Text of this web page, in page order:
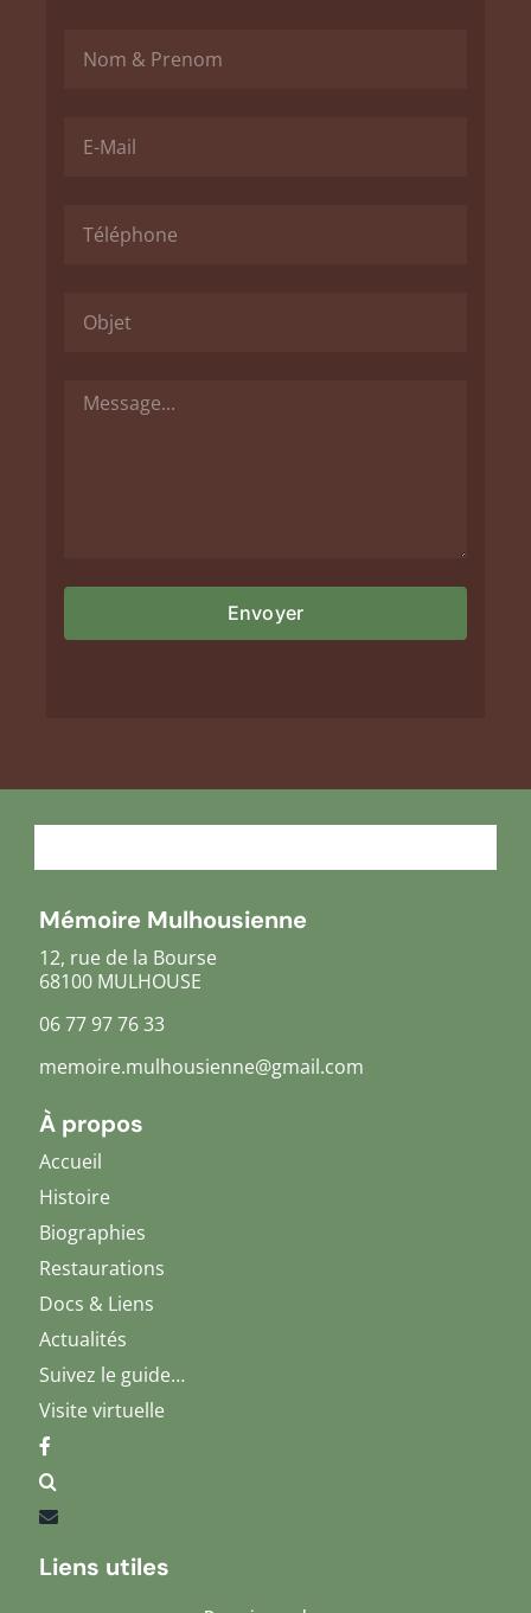
Mémoire Mulhousienne
12, rue de la Bourse
68100 MULHOUSE
06 77 97 76 33
memoire.mulhousienne@gmail.com
À propos
Accueil
Histoire
Biographies
Restaurations
Docs & Liens
Actualités
Suivez le guide…
Visite virtuelle
Liens utiles